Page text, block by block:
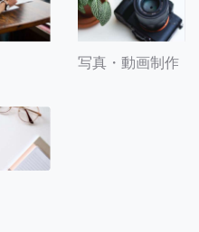
写真・動画制作